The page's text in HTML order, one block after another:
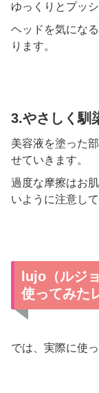
ゆっくりとプッ
ヘッドを気にな
ります。
3.やさしく馴
美容液を塗った
せていきます。
過度な摩擦はお
いように注意して
lujo（ルジ
使ってみた
では、実際に使